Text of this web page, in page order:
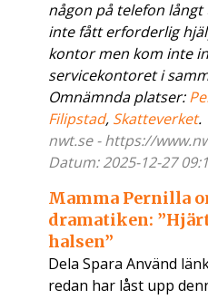
någon på telefon långt
inte fått erforderlig
kontor men kom inte
servicekontoret i
Omnämnda platser:
Filipstad, Skatteverket.
nwt.se - https://
Datum: 2025-12-27
Mamma Pernilla
dramatiken:
halsen”
Dela Spara Använd
redan har låst upp